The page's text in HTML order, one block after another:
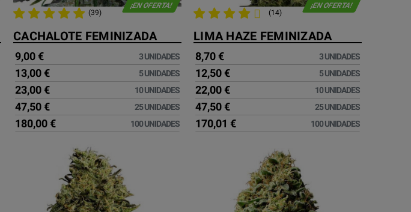
¡EN OFERTA!
(39)
CACHALOTE FEMINIZADA
9,00 € 3 UNIDADES
13,00 € 5 UNIDADES
23,00 € 10 UNIDADES
47,50 € 25 UNIDADES
180,00 € 100 UNIDADES
¡EN OFERTA!
(14)
LIMA HAZE FEMINIZADA
8,70 € 3 UNIDADES
12,50 € 5 UNIDADES
22,00 € 10 UNIDADES
47,50 € 25 UNIDADES
170,01 € 100 UNIDADES